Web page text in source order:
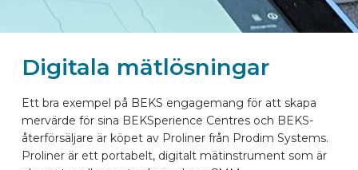
SKRÄDDARSYDD
SEKTORERNA
Digitala mätlösningar
Ett bra exempel på BEKS engagemang för att skapa
mervärde för sina BEKSperience Centres och BEKS-
återförsäljare är köpet av Proliner från Prodim Systems.
Proliner är ett portabelt, digitalt mätinstrument som är